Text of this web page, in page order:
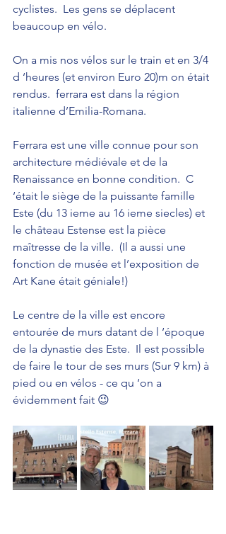
cyclistes.  Les gens se déplacent
beaucoup en vélo.
On a mis nos vélos sur le train et en 3/4
d ‘heures (et environ Euro 20)m on était
rendus.  ferrara est dans la région
italienne d’Emilia-Romana.
Ferrara est une ville connue pour son
architecture médiévale et de la
Renaissance en bonne condition.  C
‘était le siège de la puissante famille
Este (du 13 ieme au 16 ieme siecles) et
le château Estense est la pièce
maîtresse de la ville.  (Il a aussi une
fonction de musée et l’exposition de
Art Kane était géniale!)
Le centre de la ville est encore
entourée de murs datant de l ‘époque
de la dynastie des Este.  Il est possible
de faire le tour de ses murs (Sur 9 km) à
pied ou en vélos - ce qu ‘on a
évidemment fait 😉